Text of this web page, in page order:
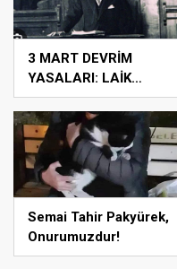
3 MART DEVRİM
YASALARI: LAİK
CUMHURİYETİMİZİN
GÜVENCESİ!
Semai Tahir Pakyürek,
Onurumuzdur!